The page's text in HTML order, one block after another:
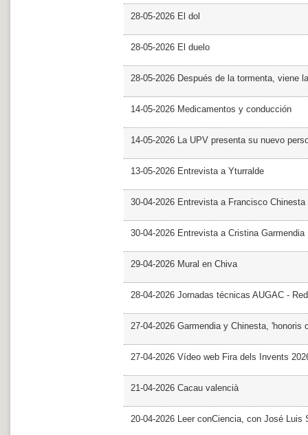
28-05-2026 El dol
28-05-2026 El duelo
28-05-2026 Después de la tormenta, viene
14-05-2026 Medicamentos y conducción
14-05-2026 La UPV presenta su nuevo
13-05-2026 Entrevista a Yturralde
30-04-2026 Entrevista a Francisco Chinesta
30-04-2026 Entrevista a Cristina Garmendia
29-04-2026 Mural en Chiva
28-04-2026 Jornadas técnicas AUGAC -
27-04-2026 Garmendia y Chinesta, 'honoris
27-04-2026 Vídeo web Fira dels Invents
21-04-2026 Cacau valencià
20-04-2026 Leer conCiencia, con José Luis